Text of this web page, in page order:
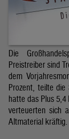
Die
Preistreiber sind
dem
Prozent, teilte
hatte das Plus 5,4
verteuerten sich
Altmaterial kräftig.